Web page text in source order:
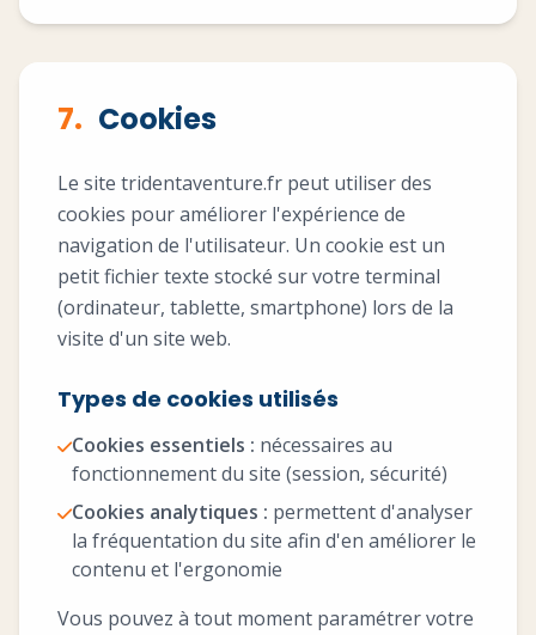
7. Cookies
Le site tridentaventure.fr peut utiliser des
cookies pour améliorer l'expérience de
navigation de l'utilisateur. Un cookie est un
petit fichier texte stocké sur votre terminal
(ordinateur, tablette, smartphone) lors de la
visite d'un site web.
Types de cookies utilisés
Cookies essentiels : nécessaires au
fonctionnement du site (session, sécurité)
Cookies analytiques : permettent d'analyser
la fréquentation du site afin d'en améliorer le
contenu et l'ergonomie
Vous pouvez à tout moment paramétrer votre